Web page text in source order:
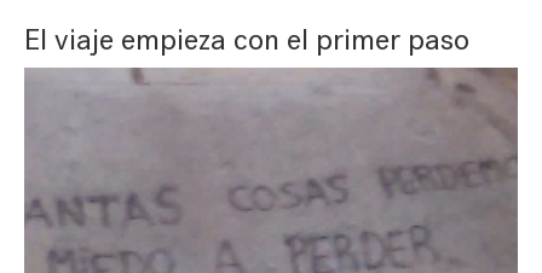
El viaje empieza con el primer paso